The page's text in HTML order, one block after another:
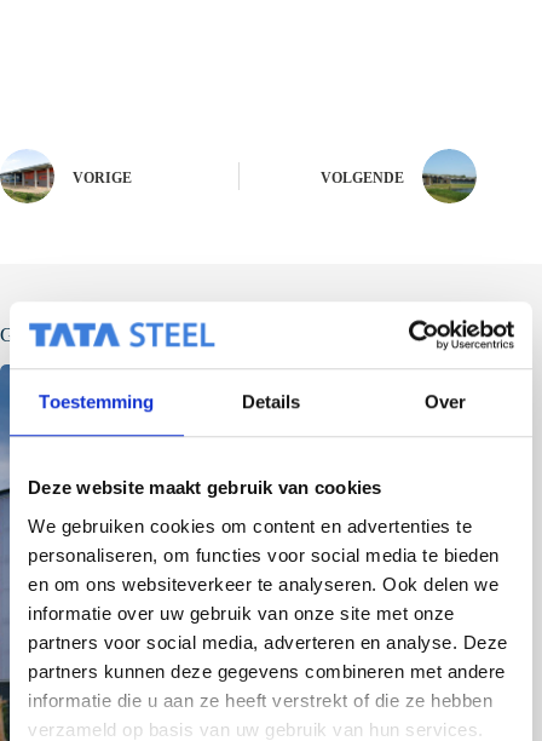
Toestemming Details Over
Deze website maakt gebruik van cookies
We gebruiken cookies om content en advertenties te
personaliseren, om functies voor social media te bieden
en om ons websiteverkeer te analyseren. Ook delen we
informatie over uw gebruik van onze site met onze
partners voor social media, adverteren en analyse. Deze
partners kunnen deze gegevens combineren met andere
informatie die u aan ze heeft verstrekt of die ze hebben
verzameld op basis van uw gebruik van hun services.
VORIGE VOLGENDE
Gerelateerde berichten